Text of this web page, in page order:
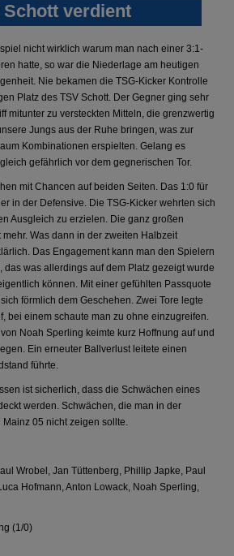
verdient
nicht wirklich warum man nach einer 3:1-
hatte, so war die Niederlage am heutigen
Nie bekamen die TSG-Kicker Kontrolle
Platz des TSV Schott. Der Gegner ging sehr
mitunter zu versteckten Mitteln, die grenzwertig
Jungs aus der Ruhe bringen, was zur
Kombinationen erspielten. Gelang es
gefährlich vor dem gegnerischen Tor.
mit Chancen auf beiden Seiten. Das 1:0 für
in der Defensive. Die TSG-Kicker wehrten sich
Ausgleich zu erzielen. Die ganz großen
Was dann in der zweiten Halbzeit
Das Engagement kann man den Spielern
das was allerdings auf dem Platz gezeigt wurde
können. Mit einer gefühlten Passquote
förmlich dem Geschehen. Zwei Tore legte
bei einem schaute man zu ohne einzugreifen.
Noah Sperling keimte kurz Hoffnung auf und
Ein erneuter Ballverlust leitete einen
führte.
ist sicherlich, dass die Schwächen eines
werden. Schwächen, die man in der
05 nicht zeigen sollte.
Wrobel, Jan Tüttenberg, Phillip Japke, Paul
Hofmann, Anton Lowack, Noah Sperling,
(1/0)